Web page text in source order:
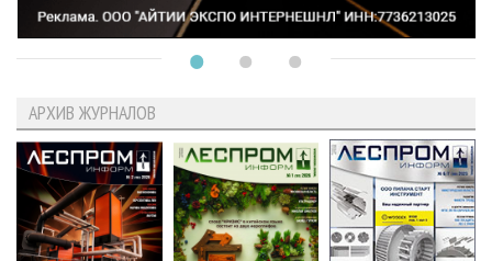
АРХИВ ЖУРНАЛОВ